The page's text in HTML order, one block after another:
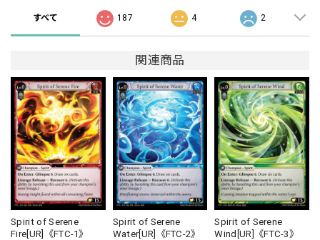
すべて 187 4 2
関連商品
Spirit of Serene
Fire[UR]《FTC-1》
Spirit of Serene
Water[UR]《FTC-2》
Spirit of Serene
Wind[UR]《FTC-3》